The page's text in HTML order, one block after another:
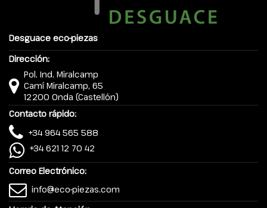
Desguace eco-piezas
Dirección:
Pol. Ind. Miralcamp
Camí Miralcamp, 65
12200 Onda (Castellón)
Contacto rápido:
+34 964 565 588
+34 621 12 70 42
Correo Electrónico:
info@eco-piezas.com